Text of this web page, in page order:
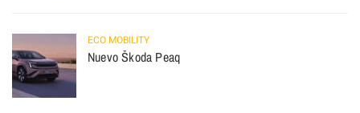
ECO MOBILITY
Nuevo Škoda Peaq